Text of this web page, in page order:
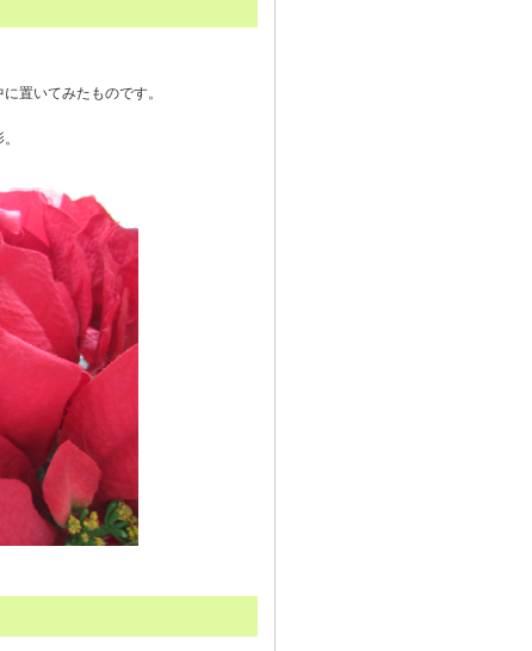
置いてみたものです。